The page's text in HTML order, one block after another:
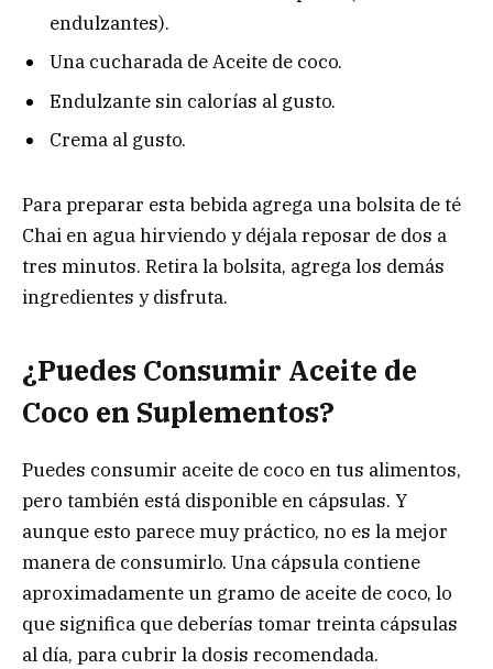
endulzantes).
Una cucharada de Aceite de coco.
Endulzante sin calorías al gusto.
Crema al gusto.
Para preparar esta bebida agrega una bolsita de té
Chai en agua hirviendo y déjala reposar de dos a
tres minutos. Retira la bolsita, agrega los demás
ingredientes y disfruta.
¿Puedes Consumir Aceite de
Coco en Suplementos?
Puedes consumir aceite de coco en tus alimentos,
pero también está disponible en cápsulas. Y
aunque esto parece muy práctico, no es la mejor
manera de consumirlo. Una cápsula contiene
aproximadamente un gramo de aceite de coco, lo
que significa que deberías tomar treinta cápsulas
al día, para cubrir la dosis recomendada.